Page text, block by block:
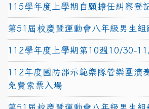
115學年度上學期自願擔任糾察登
第51屆校慶暨運動會八年級男生組
112學年度上學期第10週10/30-
112年度國防部示範樂隊管樂團演
免費索票入場
第51屆校慶暨運動會八年級男生組